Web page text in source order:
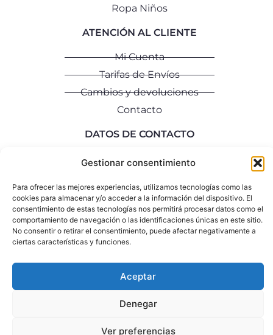
Gestionar consentimiento
Para ofrecer las mejores experiencias, utilizamos tecnologías como las
cookies para almacenar y/o acceder a la información del dispositivo. El
consentimiento de estas tecnologías nos permitirá procesar datos como el
comportamiento de navegación o las identificaciones únicas en este sitio.
No consentir o retirar el consentimiento, puede afectar negativamente a
ciertas características y funciones.
Aceptar
Denegar
Ver preferencias
Ropa Niños
ATENCIÓN AL CLIENTE
Mi Cuenta
Tarifas de Envíos
Cambios y devoluciones
Contacto
DATOS DE CONTACTO
info@rociomozo.com
Aviso LegalPolítica de PrivacidadPolítica de Cookies
copyright ©2026 rociomozo.com